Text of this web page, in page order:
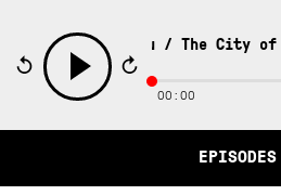
The City of
play 00:00
EPISODES